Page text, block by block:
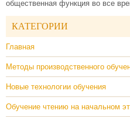
общественная функция во все
КАТЕГОРИИ
Главная
Методы производственного
Новые технологии обучения
Обучение чтению на начальном